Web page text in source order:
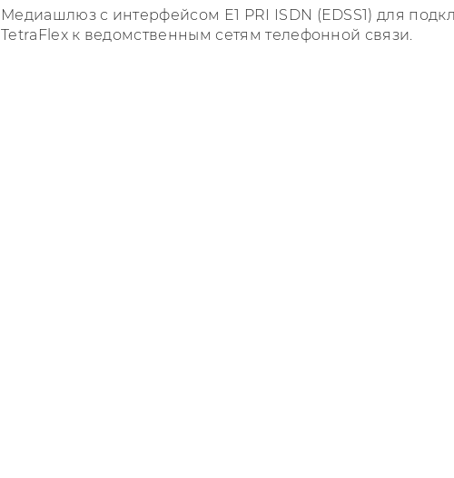
Медиашлюз с интерфейсом E1 PRI ISDN (EDSS1) для
TetraFlex к ведомственным сетям телефонной связи.